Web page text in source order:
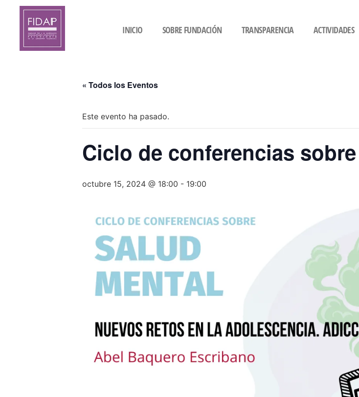
INICIO SOBRE FUNDACIÓN TRANSPARENCIA ACTIVIDADES
« Todos los Eventos
Este evento ha pasado.
Ciclo de conferencias
octubre 15, 2024 @ 18:00 - 19:00